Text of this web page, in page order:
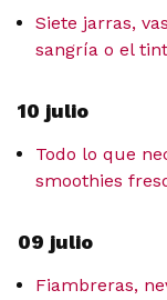
Siete jarras,
sangría o el
10 julio
Todo lo que
smoothies
09 julio
Fiambreras,